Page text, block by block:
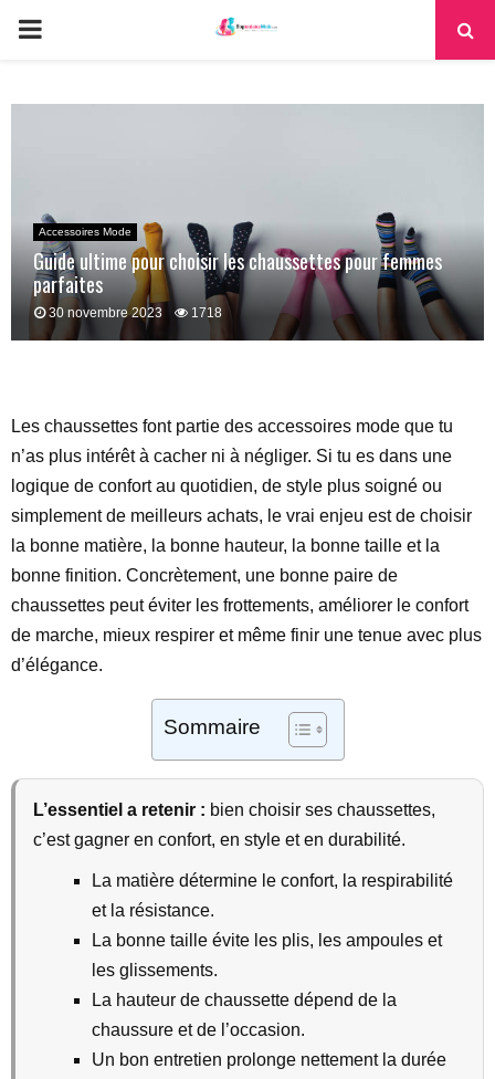
PRIMARY
Accessoires Mode
Guide ultime pour choisir les chaussettes pour femmes
parfaites
30 novembre 2023 1718
Les chaussettes font partie des accessoires mode que tu
n’as plus intérêt à cacher ni à négliger. Si tu es dans une
logique de confort au quotidien, de style plus soigné ou
simplement de meilleurs achats, le vrai enjeu est de choisir
la bonne matière, la bonne hauteur, la bonne taille et la
bonne finition. Concrètement, une bonne paire de
chaussettes peut éviter les frottements, améliorer le confort
de marche, mieux respirer et même finir une tenue avec plus
d’élégance.
Sommaire
L’essentiel a retenir : bien choisir ses chaussettes,
c’est gagner en confort, en style et en durabilité.
La matière détermine le confort, la respirabilité
et la résistance.
La bonne taille évite les plis, les ampoules et
les glissements.
La hauteur de chaussette dépend de la
chaussure et de l’occasion.
Un bon entretien prolonge nettement la durée